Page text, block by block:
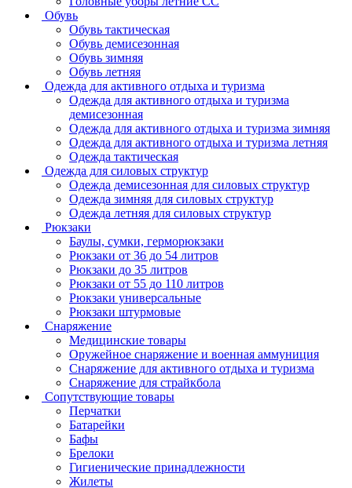
Обувь
Обувь тактическая
Обувь демисезонная
Обувь зимняя
Обувь летняя
Одежда для активного отдыха и туризма
Одежда для активного отдыха и туризма
демисезонная
Одежда для активного отдыха и туризма зимняя
Одежда для активного отдыха и туризма летняя
Одежда тактическая
Одежда для силовых структур
Одежда демисезонная для силовых структур
Одежда зимняя для силовых структур
Одежда летняя для силовых структур
Рюкзаки
Баулы, сумки, герморюкзаки
Рюкзаки от 36 до 54 литров
Рюкзаки до 35 литров
Рюкзаки от 55 до 110 литров
Рюкзаки универсальные
Рюкзаки штурмовые
Снаряжение
Медицинские товары
Оружейное снаряжение и военная аммуниция
Снаряжение для активного отдыха и туризма
Снаряжение для страйкбола
Сопутствующие товары
Перчатки
Батарейки
Бафы
Брелоки
Гигиенические принадлежности
Жилеты